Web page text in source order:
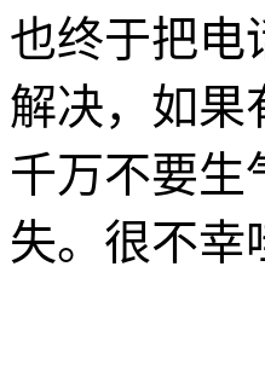
也终于把电
解决，如果
千万不要生
失。很不幸